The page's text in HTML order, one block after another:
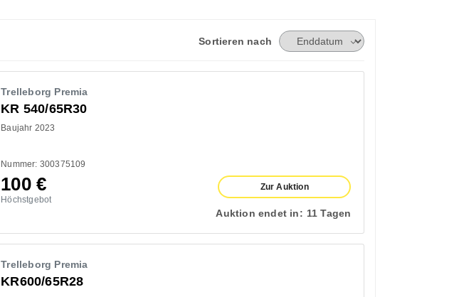
Sortieren nach
Trelleborg Premia
KR 540/65R30
Baujahr 2023
Nummer: 300375109
100 €
Höchstgebot
Zur Auktion
Auktion endet in: 11 Tagen
Trelleborg Premia
KR600/65R28